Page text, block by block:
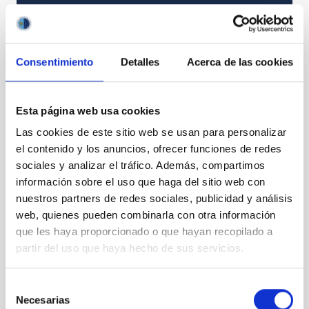
Consentimiento Detalles Acerca de las cookies
Esta página web usa cookies
Las cookies de este sitio web se usan para personalizar
el contenido y los anuncios, ofrecer funciones de redes
sociales y analizar el tráfico. Además, compartimos
información sobre el uso que haga del sitio web con
nuestros partners de redes sociales, publicidad y análisis
web, quienes pueden combinarla con otra información
que les haya proporcionado o que hayan recopilado a
partir del uso que haya hecho de sus servicios.
Necesarias
ANEXO III SOLICITUD